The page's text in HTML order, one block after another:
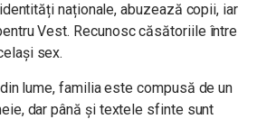
naționale, abuzează copii, iar
Vest. Recunosc căsătoriile între
sex.
lume, familia este compusă de un
dar până și textele sfinte sunt